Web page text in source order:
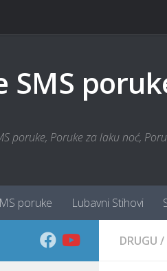
SMS
poruke, Poruke za laku noć,
poruke Lubavni Stihovi
DRUGU /